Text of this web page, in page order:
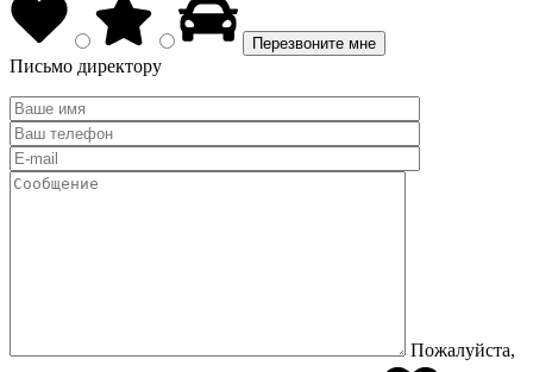
Письмо директору
Пожалуйста,